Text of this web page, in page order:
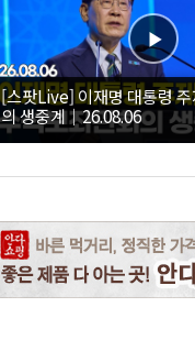
[스팟Live] 이재명 대통령
의 생중계｜26.08.06